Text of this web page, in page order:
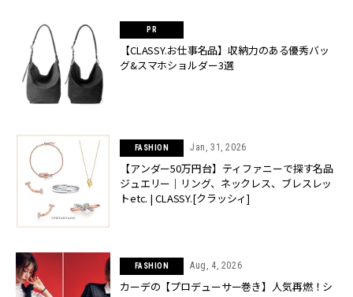
【CLASSY.お仕事名品】収納力のある優秀バッ
グ&スマホショルダー3選
FASHION Jan, 31, 2026
【アンダー50万円台】ティファニーで探す名品
ジュエリー｜リング、ネックレス、ブレスレッ
トetc. | CLASSY.[クラッシィ]
FASHION Aug, 4, 2026
カーデの【プロデューサー巻き】人気再燃！シ